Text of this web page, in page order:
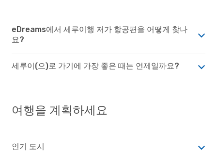
eDreams에서 세루이행 저가 항공편을 어떻게 찾나
요?
세루이(으)로 가기에 가장 좋은 때는 언제일까요?
여행을 계획하세요
인기 도시